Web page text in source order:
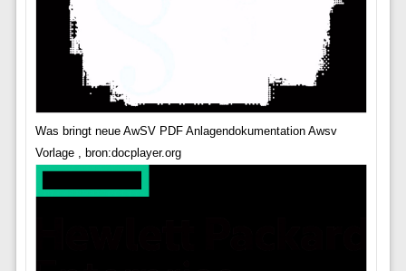
Was bringt neue AwSV PDF Anlagendokumentation Awsv
Vorlage , bron:docplayer.org